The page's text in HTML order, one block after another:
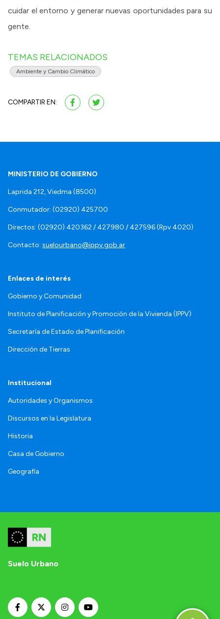
cuidar el entorno y generar nuevas oportunidades para su
gente.
TEMAS RELACIONADOS
Ambiente y Cambio Climático
COMPARTIR EN:
MINISTERIO DE GOBIERNO
Laprida 212, Viedma (8500)
Conmutador: (02920) 425700
Directos: (02920) 420362 / 427980 / 427596 (Rpv 4020)
Contacto: suelourbano@ippv.gob.ar
Enlaces de interés
Gobierno y Comunidad
Instituto de Planificación y Promoción de la Vivienda (IPPV)
Secretaría de Estado de Planificación
Dirección de Tierras
Institucional
Autoridades y Organismos
Discursos en la Legislatura
Historia
Casa de Gobierno
Geografía
Suelo Urbano